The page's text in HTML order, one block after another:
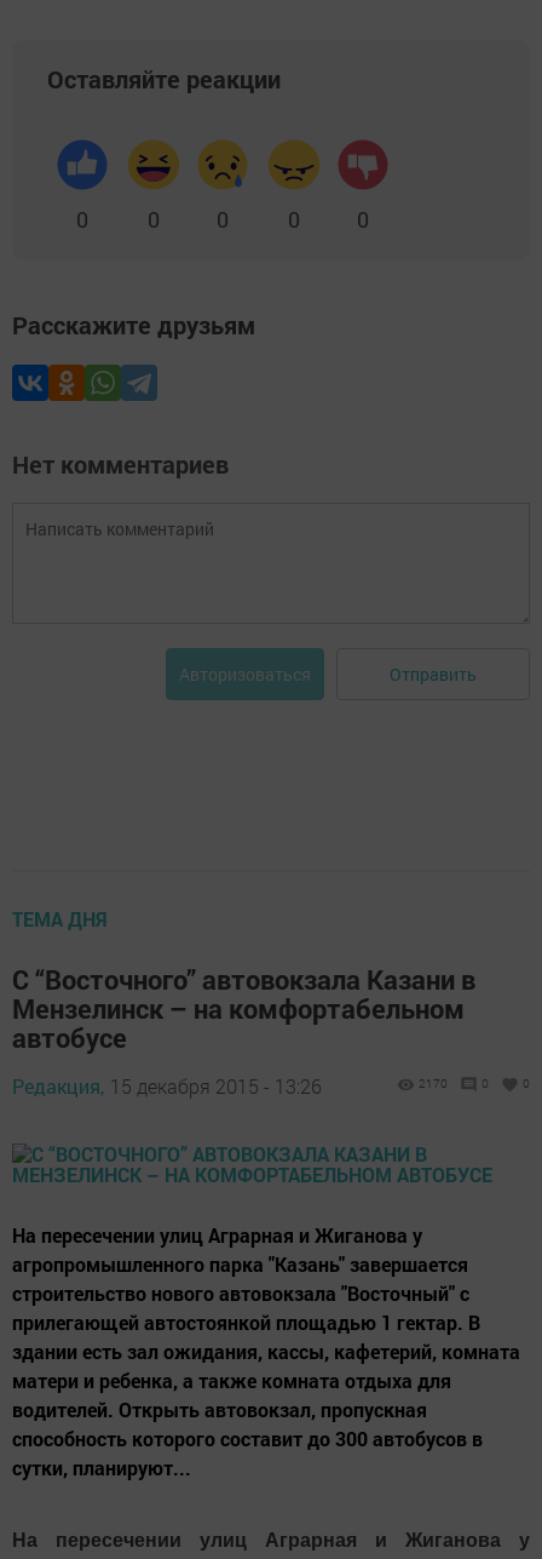
Оставляйте реакции
0 0 0 0 0
Расскажите друзьям
Нет комментариев
Авторизоваться Отправить
ТЕМА ДНЯ
С “Восточного” автовокзала Казани в
Мензелинск – на комфортабельном
автобусе
Редакция, 15 декабря 2015 - 13:26 2170 0 0
На пересечении улиц Аграрная и Жиганова у
агропромышленного парка "Казань" завершается
строительство нового автовокзала "Восточный" с
прилегающей автостоянкой площадью 1 гектар. В
здании есть зал ожидания, кассы, кафетерий, комната
матери и ребенка, а также комната отдыха для
водителей. Открыть автовокзал, пропускная
способность которого составит до 300 автобусов в
сутки, планируют...
На пересечении улиц Аграрная и Жиганова у